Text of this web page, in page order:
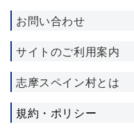
お問い合わせ
サイトのご利用案内
志摩スペイン村とは
規約・ポリシー